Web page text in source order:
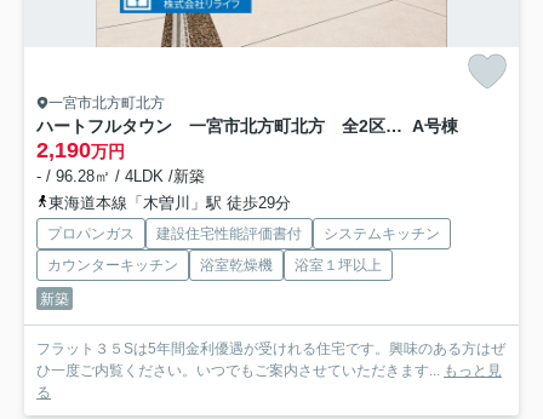
一宮市北方町北方
ハートフルタウン 一宮市北方町北方 全2区画分譲 A号棟
2,190万円
- / 96.28㎡ / 4LDK /新築
東海道本線「木曽川」駅 徒歩29分
プロパンガス 建設住宅性能評価書付
システムキッチン
カウンターキッチン
浴室乾燥機
浴室１坪以上
新築
フラット３５Sは5年間金利優遇が受けれる住宅です。興味のある方はぜ
ひ一度ご内覧ください。いつでもご案内させていただきます...
もっと見
る